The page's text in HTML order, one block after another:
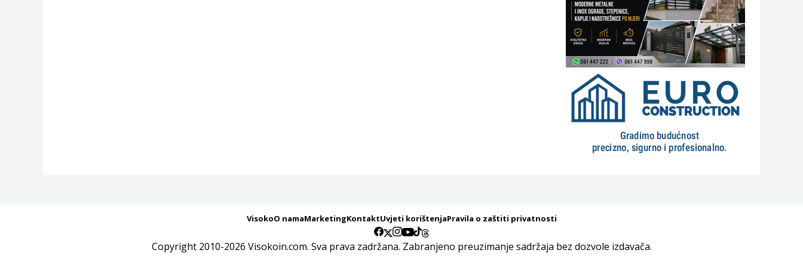
VisokoO namaMarketingKontaktUvjeti korištenjaPravila o zaštiti privatnosti
Copyright 2010-2026 Visokoin.com. Sva prava zadržana. Zabranjeno preuzimanje sadržaja bez dozvole izdavača.